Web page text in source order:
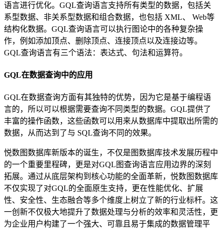
语言进行优化。GQL查询语言支持所有类型的数据，包括关
系型数据、非关系型数据和组合数据，也包括 XML、 Web等
结构化数据。GQL查询语言可以执行图论中的各种复杂操
作，例如添加顶点、删除顶点、连接顶点以及连接边等。
GQL查询语言有三个语法：表达式、句法和运算符。
GQL在数据查询中的应用
GQL在数据查询方面有其独特的优势，因为它是基于编程语
言的，所以可以根据需要查询不同类型的数据。GQL提供了
丰富的操作函数，这些函数可以用来从数据库中提取出所需的
数据，从而达到了与 SQL查询不同的效果。
悦数图数据库新版本的诞生，不仅是图数据库技术发展历程中
的一个重要里程碑，更是对GQL图查询语言应用边界的深刻
拓展。通过从底层架构到核心功能的全面革新，悦数图数据库
不仅实现了对GQL的全面原生支持，更在性能优化、扩展
性、安全性、生态融合等多个维度上树立了新的行业标杆。这
一创新不仅极大地提升了数据处理与分析的效率和灵活性，更
为企业用户构建了一个强大、可靠且易于集成的数据管理平